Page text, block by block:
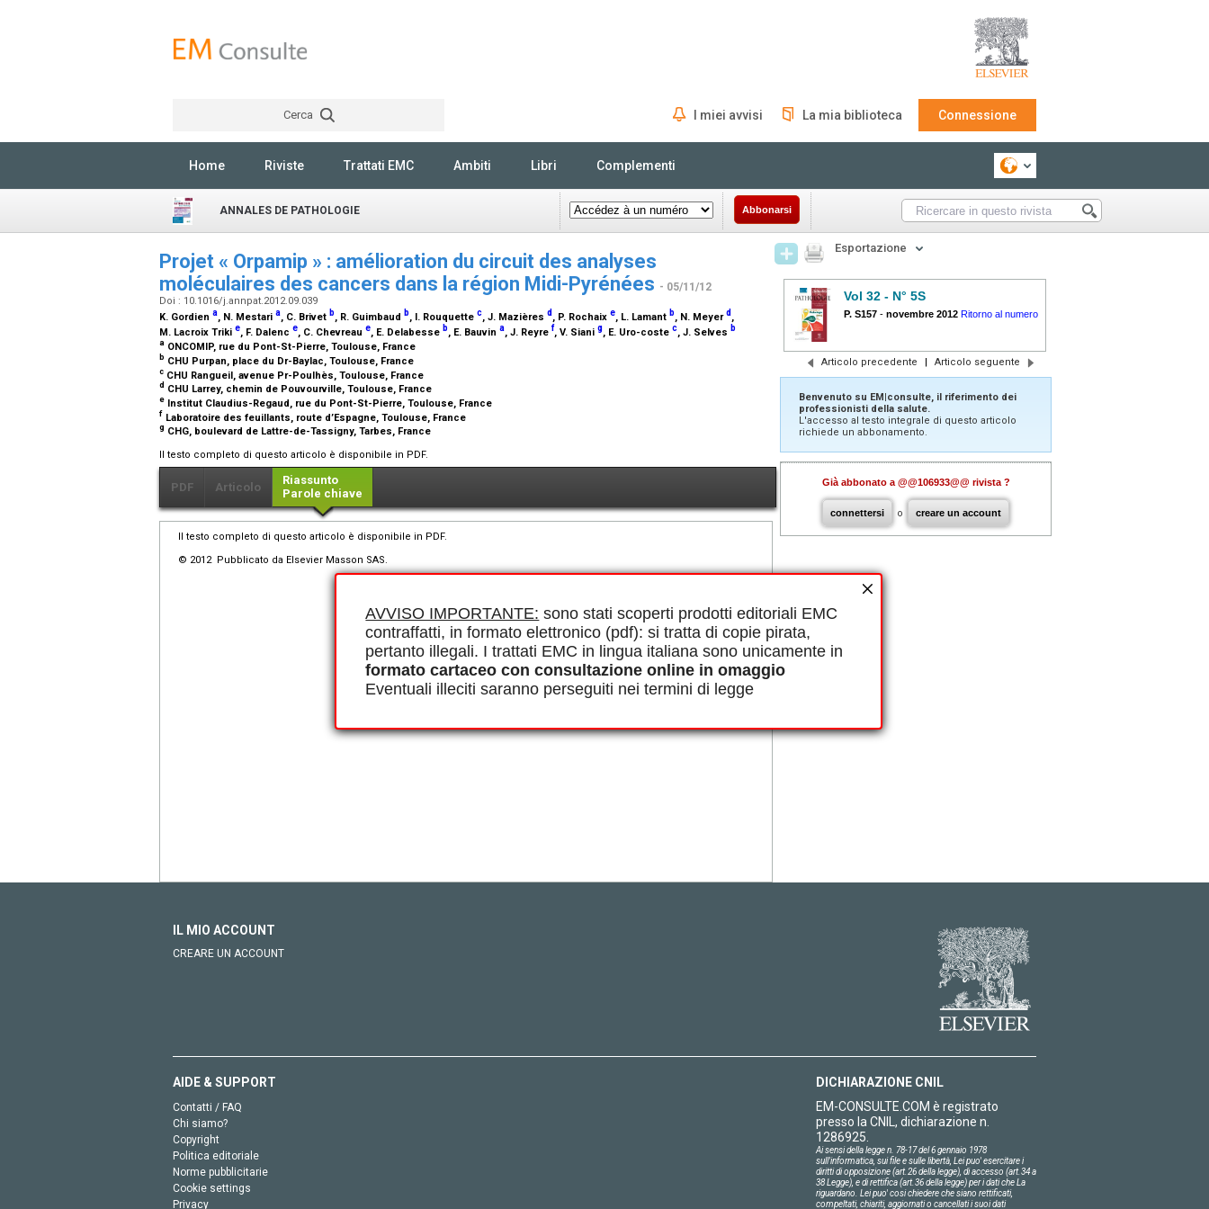
AVVISO IMPORTANTE: sono stati scoperti prodotti editoriali EMC
contraffatti, in formato elettronico (pdf): si tratta di copie pirata,
pertanto illegali. I trattati EMC in lingua italiana sono unicamente in
formato cartaceo con consultazione online in omaggio
Eventuali illeciti saranno perseguiti nei termini di legge
Cerca I miei avvisi La mia biblioteca Connessione
Home Riviste Trattati EMC Ambiti Libri Complementi
ANNALES DE PATHOLOGIE Abbonarsi
Projet « Orpamip » : amélioration du circuit des analyses
moléculaires des cancers dans la région Midi-Pyrénées - 05/11/12
Doi : 10.1016/j.annpat.2012.09.039
K. Gordien a, N. Mestari a, C. Brivet b, R. Guimbaud b, I. Rouquette c, J. Mazières d , P. Rochaix e, L. Lamant b, N. Meyerd ,
M. Lacroix Triki e, F. Dalenc e, C. Chevreau e, E. Delabesse b, E. Bauvin a, J. Reyre f, V. Siani g, E. Uro-coste c, J. Selves b
a ONCOMIP, rue du Pont-St-Pierre, Toulouse, France
b CHU Purpan, place du Dr-Baylac, Toulouse, France
c CHU Rangueil, avenue Pr-Poulhès, Toulouse, France
d CHU Larrey, chemin de Pouvourville, Toulouse, France
e Institut Claudius-Regaud, rue du Pont-St-Pierre, Toulouse, France
f Laboratoire des feuillants, route d’Espagne, Toulouse, France
g CHG, boulevard de Lattre-de-Tassigny, Tarbes, France
Il testo completo di questo articolo è disponibile in PDF.
PDF Articolo
Riassunto
Parole chiave
Il testo completo di questo articolo è disponibile in PDF.
© 2012 Pubblicato da Elsevier Masson SAS.
Esportazione
Vol 32 - N° 5S
P. S157 - novembre 2012 Ritorno al numero
Articolo precedente | Articolo seguente
Benvenuto su EM|consulte, il riferimento dei
professionisti della salute.
L'accesso al testo integrale di questo articolo
richiede un abbonamento.
Già abbonato a @@106933@@ rivista ?
connettersi o creare un account
IL MIO ACCOUNT
CREARE UN ACCOUNT
AIDE & SUPPORT
Contatti / FAQ
Chi siamo?
Copyright
Politica editoriale
Norme pubblicitarie
Cookie settings
Privacy
DICHIARAZIONE CNIL
EM-CONSULTE.COM è registrato
presso la CNIL, dichiarazione n.
1286925.
Ai sensi della legge n. 78-17 del 6 gennaio 1978
sull'informatica, sui file e sulle libertà, Lei puo' esercitare i
diritti di opposizione (art.26 della legge), di accesso (art.34 a
38 Legge), e di rettifica (art.36 della legge) per i dati che La
riguardano. Lei puo' cosi chiedere che siano rettificati,
compeltati, chiariti, aggiornati o cancellati i suoi dati